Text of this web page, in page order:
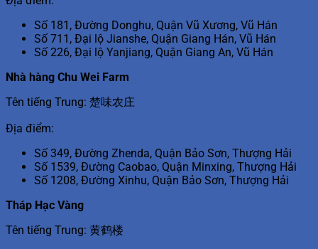
Số 181, Đường Donghu, Quận Vũ Xương, Vũ Hán
Số 711, Đại lộ Jianshe, Quận Giang Hán, Vũ Hán
Số 226, Đại lộ Yanjiang, Quận Giang An, Vũ Hán
Nhà hàng Chu Wei Farm
Tên tiếng Trung: 楚味农庄
Địa điểm:
Số 349, Đường Zhenda, Quận Bảo Sơn, Thượng Hải
Số 1539, Đường Caobao, Quận Minxing, Thượng Hải
Số 1208, Đường Xinhu, Quận Bảo Sơn, Thượng Hải
Tháp Hạc Vàng
Tên tiếng Trung: 黄鹤楼